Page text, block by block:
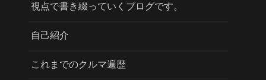
視点で書き綴っていくブログです。
自己紹介
これまでのクルマ遍歴